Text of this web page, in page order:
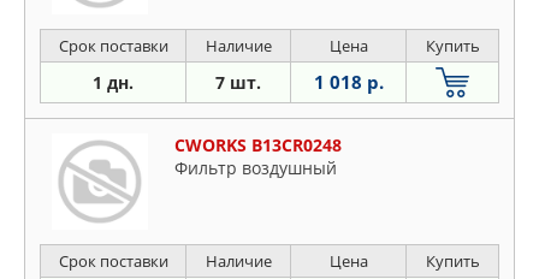
Срок поставки Наличие Цена Купить
1 дн. 7 шт. 1 018 р.
CWORKS B13CR0248
Фильтр воздушный
Срок поставки Наличие Цена Купить